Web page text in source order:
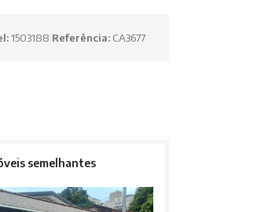
1503188 Referência: CA3677
semelhantes